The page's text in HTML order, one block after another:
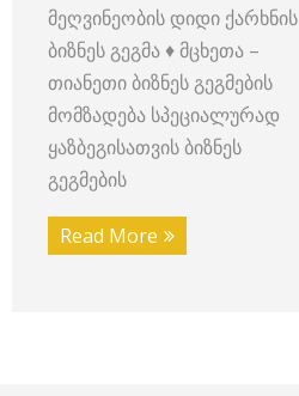
მეღვინეობის დიდი ქარხნის
ბიზნეს გეგმა ♦ მცხეთა –
თიანეთი ბიზნეს გეგმების
მომზადება სპეციალურად
ყაზბეგისათვის ბიზნეს
გეგმების
Read More